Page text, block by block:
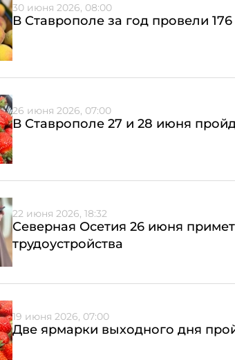
30 июня 2026, 08:00
В Ставрополе за год провели
26 июня 2026, 07:00
В Ставрополе 27 и 28 июня
22 июня 2026, 18:32
Северная Осетия 26 июня
трудоустройства
19 июня 2026, 07:00
Две ярмарки выходного дня